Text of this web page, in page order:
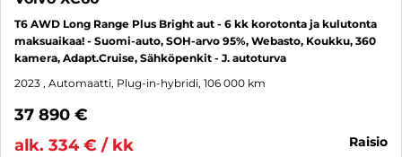
T6 AWD Long Range Plus Bright aut - 6 kk korotonta ja kulutonta
maksuaikaa! - Suomi-auto, SOH-arvo 95%, Webasto, Koukku, 360
kamera, Adapt.Cruise, Sähköpenkit - J. autoturva
2023 , Automaatti, Plug-in-hybridi, 106 000 km
37 890 €
alk. 334 € / kk
raisio